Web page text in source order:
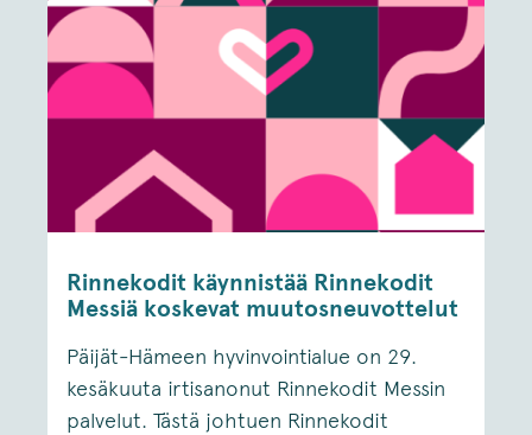
Rinnekodit käynnistää Rinnekodit
Messiä koskevat muutosneuvottelut
Päijät-Hämeen hyvinvointialue on 29.
kesäkuuta irtisanonut Rinnekodit Messin
palvelut. Tästä johtuen Rinnekodit